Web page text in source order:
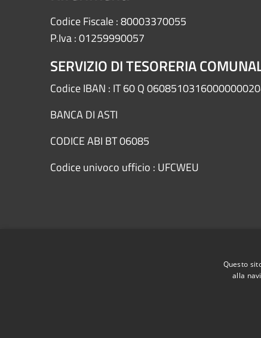
Codice Fiscale : 80003370055
P.Iva : 01259990057
SERVIZIO DI TESORERIA
Codice IBAN : IT 60 Q
BANCA DI ASTI
CODICE ABI BT 06085
Codice univoco ufficio : UFCWEU
Questo
alla